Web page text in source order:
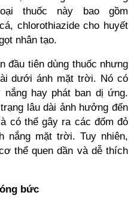
thuốc này bao gồm
chlorothiazide cho huyết
nhân tạo.
đầu tiên dùng thuốc nhưng
dưới ánh mặt trời. Nó có
hay phát ban dị ứng.
lâu dài ảnh hưởng đến
có thể gây ra các đốm đỏ
nắng mặt trời. Tuy nhiên,
thể quen dần và dễ thích
bức